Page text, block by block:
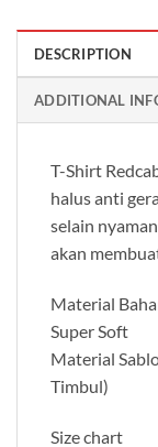
DESCRIPTION
ADDITIONAL
T-Shirt
halus anti
selain
akan
Material
Super Soft
Material
Timbul)
Size chart